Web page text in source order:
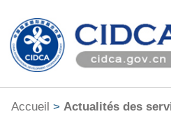
Accueil > Actualités des